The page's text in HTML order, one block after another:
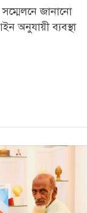
জানানো
অনুযায়ী ব্যবস্থা